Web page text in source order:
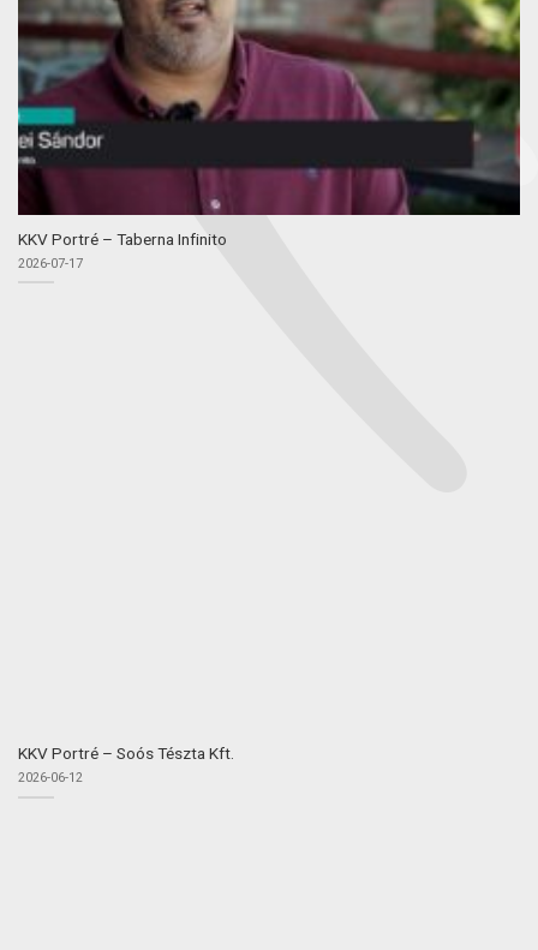
KKV Portré – Taberna Infinito
2026-07-17
KKV Portré – Soós Tészta Kft.
2026-06-12